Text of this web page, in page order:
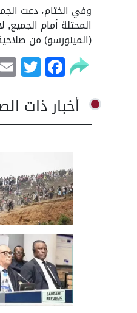
وفي الختام، دعت
المحتلة أمام
(المينورسو) من
أخبار ذات